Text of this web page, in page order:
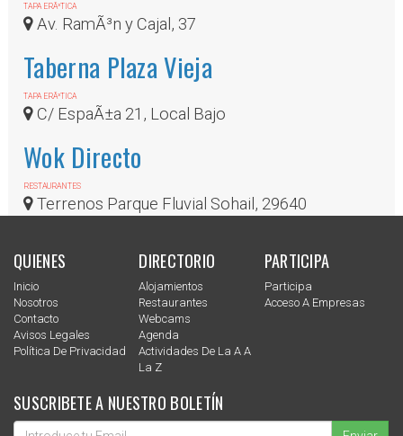
TAPA ERÃ³TICA
Av. RamÃ³n y Cajal, 37
Taberna Plaza Vieja
TAPA ERÃ³TICA
C/ EspaÃ±a 21, Local Bajo
Wok Directo
RESTAURANTES
Terrenos Parque Fluvial Sohail, 29640
QUIENES
Inicio
Nosotros
Contacto
Avisos Legales
Política De Privacidad
DIRECTORIO
Alojamientos
Restaurantes
Webcams
Agenda
Actividades De La A A
La Z
PARTICIPA
Participa
Acceso A Empresas
SUSCRIBETE A NUESTRO BOLETÍN